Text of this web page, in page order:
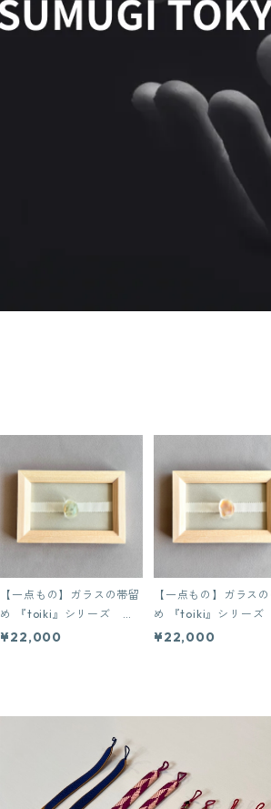
【一点もの】ガラスの帯留
め 『toiki』シリーズ 閃
光（せんこう）
¥22,000
【一点もの】ガラス
め 『toiki』シリーズ
昏
¥22,000